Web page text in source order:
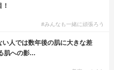
#みんなも一緒に頑張ろう
人では数年後の肌に大きな差
肌への影...